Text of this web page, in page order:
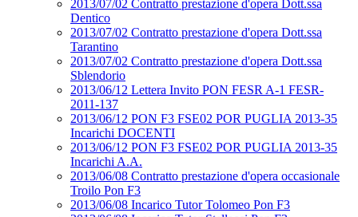
2013/07/02 Contratto prestazione d'opera Dott.ssa
Dentico
2013/07/02 Contratto prestazione d'opera Dott.ssa
Tarantino
2013/07/02 Contratto prestazione d'opera Dott.ssa
Sblendorio
2013/06/12 Lettera Invito PON FESR A-1 FESR-
2011-137
2013/06/12 PON F3 FSE02 POR PUGLIA 2013-35
Incarichi DOCENTI
2013/06/12 PON F3 FSE02 POR PUGLIA 2013-35
Incarichi A.A.
2013/06/08 Contratto prestazione d'opera occasionale
Troilo Pon F3
2013/06/08 Incarico Tutor Tolomeo Pon F3